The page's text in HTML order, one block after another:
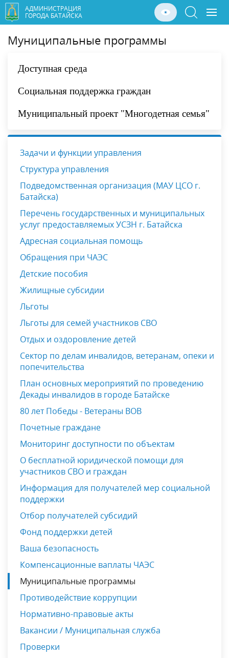
АДМИНИСТРАЦИЯ
ГОРОДА БАТАЙСКА
Муниципальные программы
Доступная среда
Социальная поддержка граждан
Муниципальный проект "Многодетная семья"
Задачи и функции управления
Структура управления
Подведомственная организация (МАУ ЦСО г.
Батайска)
Перечень государственных и муниципальных
услуг предоставляемых УСЗН г. Батайска
Адресная социальная помощь
Обращения при ЧАЭС
Детские пособия
Жилищные субсидии
Льготы
Льготы для семей участников СВО
Отдых и оздоровление детей
Сектор по делам инвалидов, ветеранам, опеки и
попечительства
План основных мероприятий по проведению
Декады инвалидов в городе Батайске
80 лет Победы - Ветераны ВОВ
Почетные граждане
Мониторинг доступности по объектам
О бесплатной юридической помощи для
участников СВО и граждан
Информация для получателей мер социальной
поддержки
Отбор получателей субсидий
Фонд поддержки детей
Ваша безопасность
Компенсационные ваплаты ЧАЭС
Муниципальные программы
Противодействие коррупции
Нормативно-правовые акты
Вакансии / Муниципальная служба
Проверки